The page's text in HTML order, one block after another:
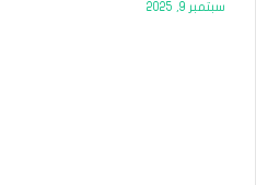
سبتمبر 9, 2025